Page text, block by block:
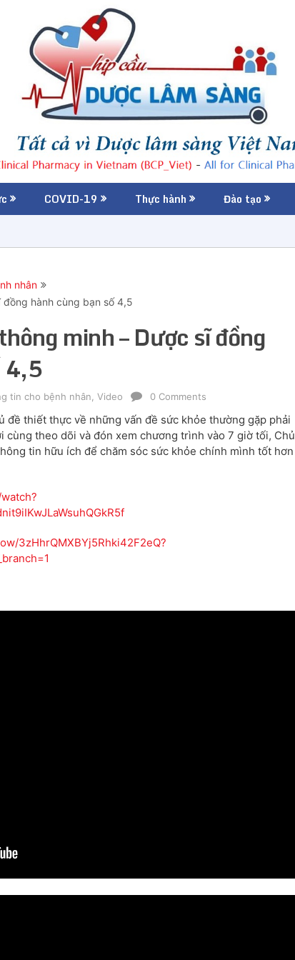
COVID-19 Thực hành Đào tạo
nhân
đồng hành cùng bạn số 4,5
minh – Dược sĩ đồng
4,5
tin cho bệnh nhân Video 0 Comments
đề thiết thực về những vấn đề sức khỏe thường gặp phải
cùng theo dõi và đón xem chương trình vào 7 giờ tối, Chủ
tin hữu ích để chăm sóc sức khỏe chính mình tốt hơn
3zHhrQMXBYj5Rhki42F2eQ?